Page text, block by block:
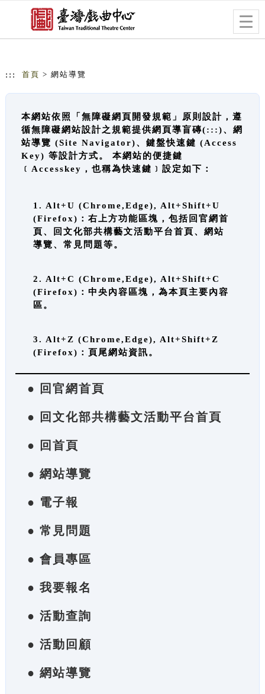
跳到主要內容
網站導覽
::: 首頁 > 網站導覽
本網站依照「無障礙網頁開發規範」原則設計，遵
循無障礙網站設計之規範提供網頁導盲磚(:::)、網
站導覽 (Site Navigator)、鍵盤快速鍵 (Access
Key) 等設計方式。 本網站的便捷鍵
﹝Accesskey，也稱為快速鍵﹞設定如下：
1. Alt+U (Chrome,Edge), Alt+Shift+U
(Firefox)：右上方功能區塊，包括回官網首
頁、回文化部共構藝文活動平台首頁、網站
導覽、常見問題等。
2. Alt+C (Chrome,Edge), Alt+Shift+C
(Firefox)：中央內容區塊，為本頁主要內容
區。
3. Alt+Z (Chrome,Edge), Alt+Shift+Z
(Firefox)：頁尾網站資訊。
● 回官網首頁
● 回文化部共構藝文活動平台首頁
● 回首頁
● 網站導覽
● 電子報
● 常見問題
● 會員專區
● 我要報名
● 活動查詢
● 活動回顧
● 網站導覽